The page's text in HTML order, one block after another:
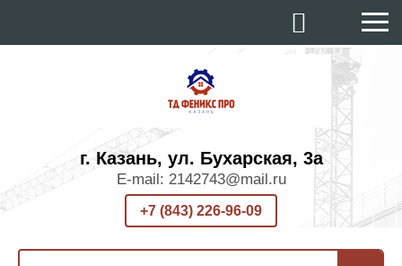
г. Казань, ул. Бухарская, 3а
E-mail: 2142743@mail.ru
+7 (843) 226-96-09